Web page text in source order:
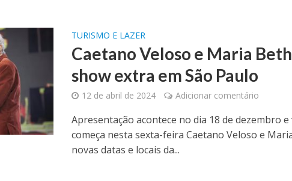
TURISMO E LAZER
Caetano Veloso e Maria
show extra em São Paulo
12 de abril de 2024 Adicionar comentário
Apresentação acontece no dia 18 de dezembro
começa nesta sexta-feira Caetano Veloso e
novas datas e locais da...